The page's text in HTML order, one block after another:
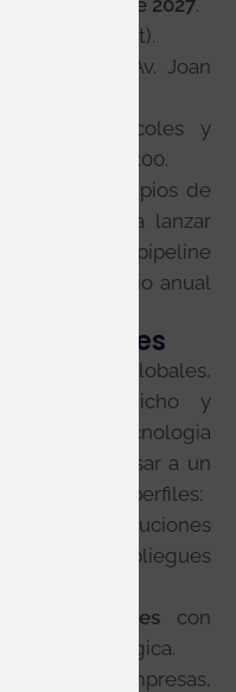
5 de febrero de 2027.
de Llobregat).
, Av. Joan
martes, miercoles y
de 10:00 a 16:00.
de principios de
para lanzar
y arrancar pipeline
el calendario anual
y visitantes
globales,
en nicho y
tecnologia
suele interesar a un
de estos perfiles:
que buscan soluciones
end, despliegues
y prescriptorescon
tecnologica.
y AV
de empresas,